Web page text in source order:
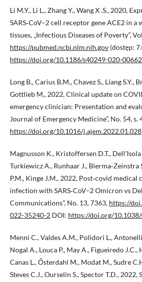
Li M.Y., Li L., Zhang Y., Wang X .S., 2020,
SARS‑CoV–2 cell receptor gene ACE2 in
tissues, „Infectious Diseases of Poverty”,
https://pubmed.ncbi.nlm.nih.gov (dostęp:
https://doi.org/10.1186/s40249-020-
Long B., Carius B.M., Chavez S., Liang S.Y.,
Gottlieb M., 2022, Clinical update on
emergency clinician: Presentation and
Journal of Emergency Medicine”, No. 54, s.
https://doi.org/10.1016/j.ajem.2022.01.028
Magnusson K., Kristoffersen D.T.,
Turkiewicz A., Runhaar J., Bierma‑Zeinstra
P.M., Kinge J.M., 2022, Post‑covid
infection with SARS‑CoV–2 Omicron vs
Communications”, No. 13, 7363, https://
022-35240-2 DOI: https://doi.org/
Menni C., Valdes A.M., Polidori L.,
Nogal A., Louca P., May A., Figueiredo J.C.,
Canas L., Ősterdahl M., Modat M., Sudre
Steves C.J., Ourselin S., Spector T.D.,